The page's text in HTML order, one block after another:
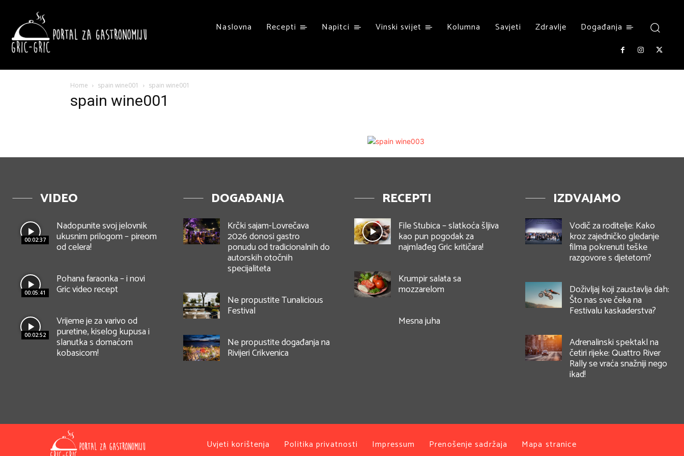
Naslovna Recepti Napitci Vinski svijet Kolumna Savjeti Zdravlje Događanja
Home spain wine001 spain wine001
spain wine001
VIDEO
00:02:37
Nadopunite svoj jelovnik
ukusnim prilogom – pireom
od celera!
00:05:41
Pohana faraonka – i novi
Gric video recept
00:02:52
Vrijeme je za varivo od
puretine, kiselog kupusa i
slanutka s domaćom
kobasicom!
DOGAĐANJA
Krčki sajam-Lovrečava
2026 donosi gastro
ponudu od tradicionalnih do
autorskih otočnih
specijaliteta
Ne propustite Tunalicious
Festival
Ne propustite događanja na
Rivijeri Crikvenica
RECEPTI
File Stubica – slatkoća šljiva
kao pun pogodak za
najmlađeg Gric kritičara!
Krumpir salata sa
mozzarelom
Mesna juha
IZDVAJAMO
Vodič za roditelje: Kako
kroz zajedničko gledanje
filma pokrenuti teške
razgovore s djetetom?
Doživljaj koji zaustavlja dah:
Što nas sve čeka na
Festivalu kaskaderstva?
Adrenalinski spektakl na
četiri rijeke: Quattro River
Rally se vraća snažniji nego
ikad!
Uvjeti korištenja Politika privatnosti Impressum Prenošenje sadržaja Mapa stranice